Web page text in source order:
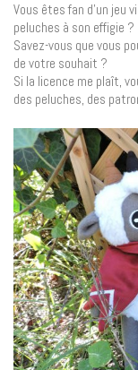
Vous êtes fan d’un jeu
peluches à son effigie ?
Savez-vous que vous
de votre souhait ?
Si la licence me plaît,
des peluches, des